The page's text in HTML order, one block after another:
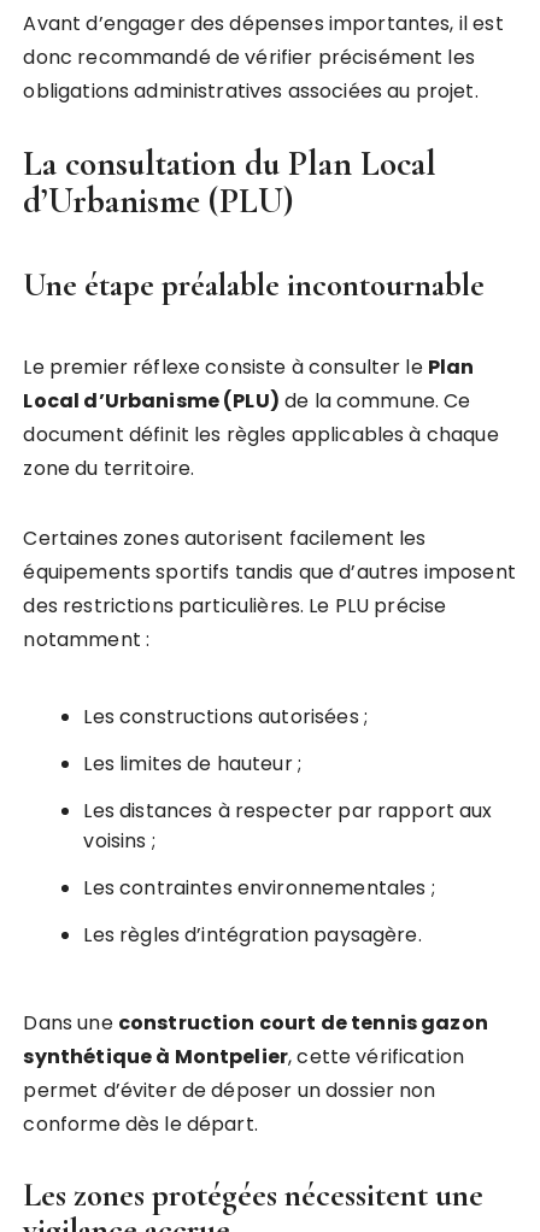
Avant d’engager des dépenses importantes, il est
donc recommandé de vérifier précisément les
obligations administratives associées au projet.
La consultation du Plan Local
d’Urbanisme (PLU)
Une étape préalable incontournable
Le premier réflexe consiste à consulter le Plan
Local d’Urbanisme (PLU) de la commune. Ce
document définit les règles applicables à chaque
zone du territoire.
Certaines zones autorisent facilement les
équipements sportifs tandis que d’autres imposent
des restrictions particulières. Le PLU précise
notamment :
Les constructions autorisées ;
Les limites de hauteur ;
Les distances à respecter par rapport aux
voisins ;
Les contraintes environnementales ;
Les règles d’intégration paysagère.
Dans une construction court de tennis gazon
synthétique à Montpelier, cette vérification
permet d’éviter de déposer un dossier non
conforme dès le départ.
Les zones protégées nécessitent une